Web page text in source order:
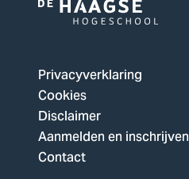
Logo
De
Haagse
Hogeschool,
ga
naar
de
Privacyverklaring
Cookies
Disclaimer
Aanmelden en inschrijven
Contact